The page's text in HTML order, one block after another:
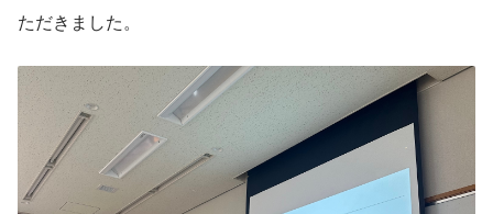
ただきました。